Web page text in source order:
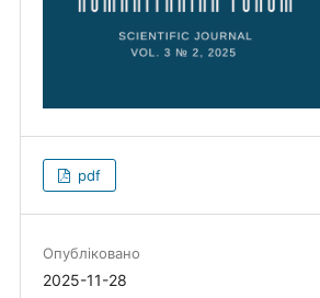
pdf
Опубліковано
2025-11-28